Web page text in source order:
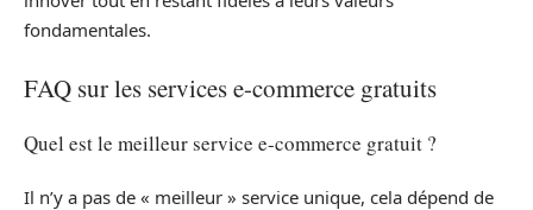
fondamentales.
FAQ sur les services e-commerce gratuits
Quel est le meilleur service e-commerce gratuit ?
Il n’y a pas de « meilleur » service unique, cela dépend de